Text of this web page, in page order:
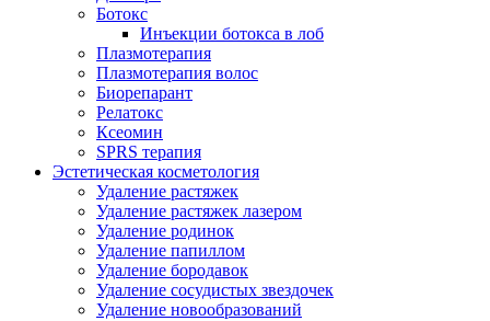
Ботокс
Инъекции ботокса в лоб
Плазмотерапия
Плазмотерапия волос
Биорепарант
Релатокс
Ксеомин
SPRS терапия
Эстетическая косметология
Удаление растяжек
Удаление растяжек лазером
Удаление родинок
Удаление папиллом
Удаление бородавок
Удаление сосудистых звездочек
Удаление новообразований